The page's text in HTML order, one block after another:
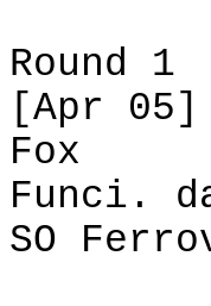
Round 1
[Apr 05]
Fox
Funci .
SO